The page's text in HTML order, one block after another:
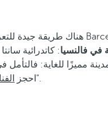
هناك طريقة جيدة
في فالنسيا: كاتدرائية
احجز وابدأ في اكتشاف "مدينة العلوم".